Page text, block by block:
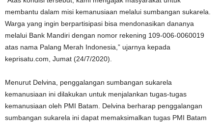
membantu dalam misi kemanusiaan melalui sumbangan sukarela.
Warga yang ingin berpartisipasi bisa mendonasikan dananya
melalui Bank Mandiri dengan nomor rekening 109-006-0060019
atas nama Palang Merah Indonesia,” ujarnya kepada
keprisatu.com, Jumat (24/7/2020).
Menurut Delvina, penggalangan sumbangan sukarela
kemanusiaan ini dilakukan untuk menjalankan tugas-tugas
kemanusiaan oleh PMI Batam. Delvina berharap penggalangan
sumbangan sukarela ini dapat memaksimalkan tugas PMI Batam